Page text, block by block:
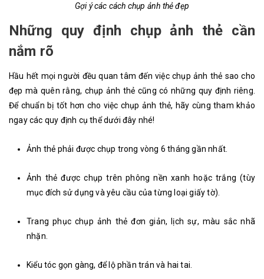
Gợi ý các cách chụp ảnh thẻ đẹp
Những quy định chụp ảnh thẻ cần
nắm rõ
Hầu hết mọi người đều quan tâm đến việc chụp ảnh thẻ sao cho
đẹp mà quên rằng, chụp ảnh thẻ cũng có những quy định riêng.
Để chuẩn bị tốt hơn cho việc chụp ảnh thẻ, hãy cùng tham khảo
ngay các quy định cụ thể dưới đây nhé!
Ảnh thẻ phải được chụp trong vòng 6 tháng gần nhất.
Ảnh thẻ được chụp trên phông nền xanh hoặc trắng (tùy
mục đích sử dụng và yêu cầu của từng loại giấy tờ).
Trang phục chụp ảnh thẻ đơn giản, lịch sự, màu sắc nhã
nhặn.
Kiểu tóc gọn gàng, để lộ phần trán và hai tai.